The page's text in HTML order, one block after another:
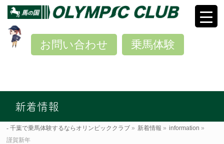
乗馬体験
お問い合わせ
新着情報
千葉で乗馬体験するならオリンピッククラブ » 新着情報 » information »
謹賀新年